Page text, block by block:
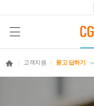
고객지원 묻고 답하기